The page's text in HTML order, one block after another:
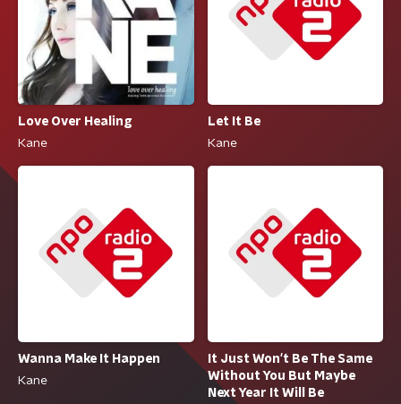
Love Over Healing
Kane
Let It Be
Kane
Wanna Make It Happen
Kane
It Just Won't Be The Same
Without You But Maybe
Next Year It Will Be